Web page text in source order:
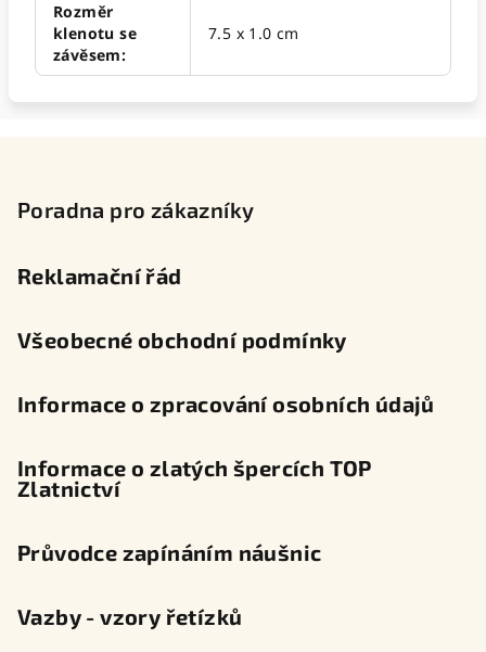
Rozměr
klenotu se
závěsem:
7.5 x 1.0 cm
Poradna pro zákazníky
Reklamační řád
Všeobecné obchodní podmínky
Informace o zpracování osobních údajů
Informace o zlatých špercích TOP
Zlatnictví
Průvodce zapínáním náušnic
Vazby - vzory řetízků